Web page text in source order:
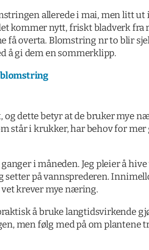
allerede i mai, men litt
kommer nytt, friskt bladverk fra
få overta. Blomstring nr to blir
å gi dem en sommerklipp.
og dette betyr at de bruker mye
står i krukker, har behov for
i måneden. Jeg pleier å
på vannsprederen.
vet krever mye næring.
å bruke langtidsvirkende
men følg med på om plantene